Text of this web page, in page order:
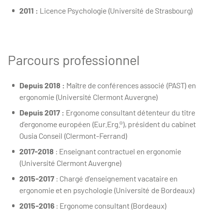
2011 : Licence Psychologie (Université de Strasbourg)
Parcours professionnel
Depuis 2018 : Maître de conférences associé (PAST) en
ergonomie (Université Clermont Auvergne)
Depuis 2017 : Ergonome consultant détenteur du titre
d’ergonome européen (Eur.Erg.®), président du cabinet
Ousia Conseil (Clermont-Ferrand)
2017-2018 : Enseignant contractuel en ergonomie
(Université Clermont Auvergne)
2015-2017 : Chargé d’enseignement vacataire en
ergonomie et en psychologie (Université de Bordeaux)
2015-2016 : Ergonome consultant (Bordeaux)